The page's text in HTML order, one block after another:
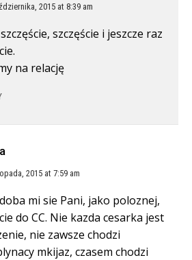
2015 at 8:39 am
szczęście i jeszcze raz
na relację
2015 at 7:59 am
mi sie Pani, jako poloznej,
do CC. Nie kazda cesarka jest
nie zawsze chodzi
mkijaz, czasem chodzi